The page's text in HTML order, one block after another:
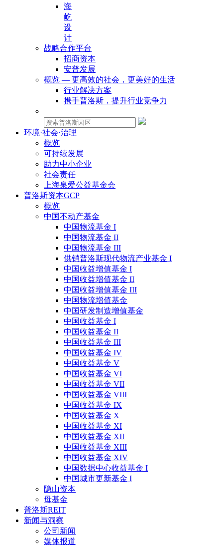
海
屹
设
计
战略合作平台
招商资本
安普发展
概览 — 更高效的社会，更美好的生活
行业解决方案
携手普洛斯，提升行业竞争力
环境·社会·治理
概览
可持续发展
助力中小企业
社会责任
上海泉爱公益基金会
普洛斯资本GCP
概览
中国不动产基金
中国物流基金 I
中国物流基金 II
中国物流基金 III
供销普洛斯现代物流产业基金 I
中国收益增值基金 I
中国收益增值基金 II
中国收益增值基金 III
中国物流增值基金
中国研发制造增值基金
中国收益基金 I
中国收益基金 II
中国收益基金 III
中国收益基金 IV
中国收益基金 V
中国收益基金 VI
中国收益基金 VII
中国收益基金 VIII
中国收益基金 IX
中国收益基金 X
中国收益基金 XI
中国收益基金 XII
中国收益基金 XIII
中国收益基金 XIV
中国数据中心收益基金 I
中国城市更新基金 I
隐山资本
母基金
普洛斯REIT
新闻与洞察
公司新闻
媒体报道